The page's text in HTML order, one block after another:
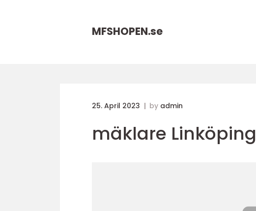
MFSHOPEN.se
25. April 2023 by admin
mäklare Linköping